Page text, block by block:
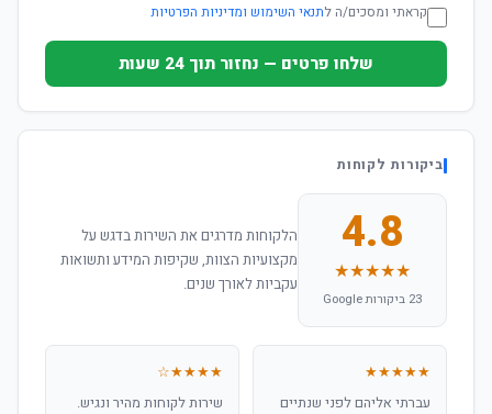
קראתי ומסכים/ה לתנאי השימוש ומדיניות הפרטיות
שלחו פרטים — נחזור תוך 24 שעות
ביקורות לקוחות
4.8
★★★★★
23 ביקורות Google
הלקוחות מדרגים את השירות בדגש על
מקצועיות הצוות, שקיפות המידע ותשואות
עקביות לאורך שנים.
★★★★★
עברתי אליהם לפני שנתיים
★★★★☆
שירות לקוחות מהיר ונגיש.